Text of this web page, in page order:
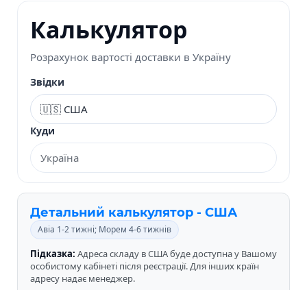
Калькулятор
Розрахунок вартості доставки в Україну
Звідки
Куди
Детальний калькулятор - США
Авіа 1-2 тижні; Морем 4-6 тижнів
Підказка: Адреса складу в США буде доступна у Вашому
особистому кабінеті після реєстрації. Для інших країн
адресу надає менеджер.